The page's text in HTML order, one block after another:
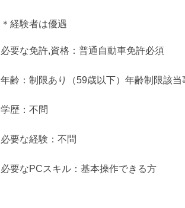
＊経験者は優遇
必要な免許,資格：普通自動車免許必須
年齢：制限あり（59歳以下）年齢制限該当
学歴：不問
必要な経験：不問
必要なPCスキル：基本操作できる方